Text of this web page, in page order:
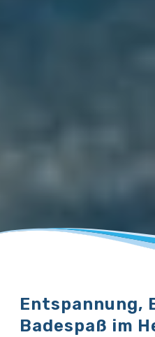
Entspannung,
Badespaß im